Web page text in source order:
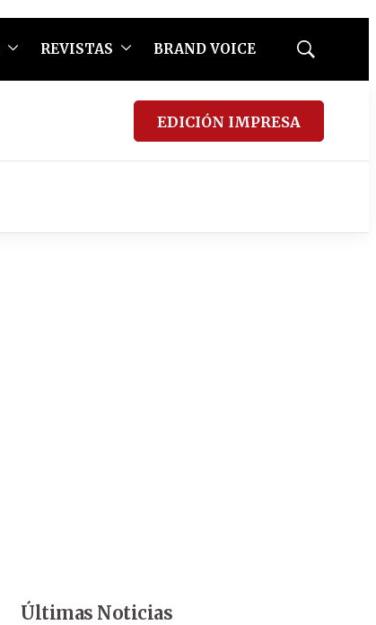
REVISTAS BRAND VOICE
Mostrar
EDICIÓN IMPRESA
Últimas Noticias